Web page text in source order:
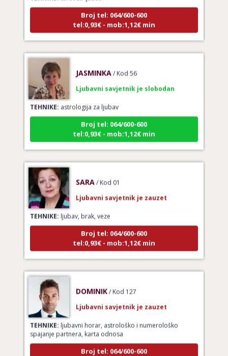
Broj tel: 064/600-600
tel:0,93€ - mob:1,12€ min
Ljubavni savjetnik je slobodan
TEHNIKE:astrologija za ljubav
Broj tel: 064/600-600
tel:0,93€ - mob:1,12€ min
Ljubavni savjetnik je zauzet
TEHNIKE:ljubav, brak, veze
Broj tel: 064/600-600
tel:0,93€ - mob:1,12€ min
Ljubavni savjetnik je zauzet
TEHNIKE:ljubavni horar, astrološko i numerološko
spajanje partnera, karta odnosa
Broj tel: 064/600-600
tel:0,93€ - mob:1,12€ min